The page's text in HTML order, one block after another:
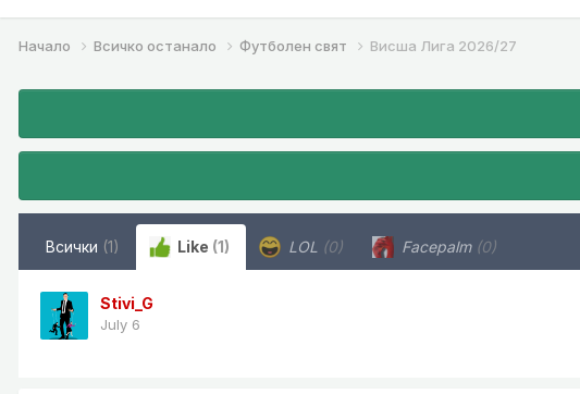
Начало Всичко останало Футболен свят Висша Лига 2026/27
Всички (1) Like (1) LOL (0) Facepalm (0)
Stivi_G
July 6